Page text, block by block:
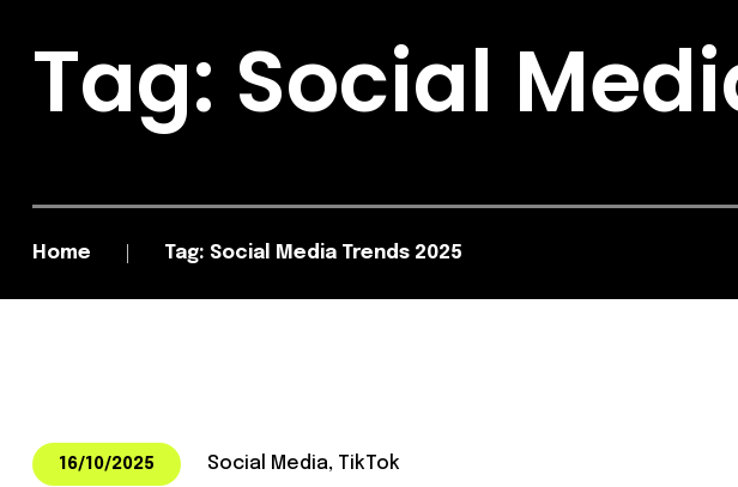
Tag: Social
Home Tag: Social Media Trends 2025
16/10/2025 Social Media, TikTok